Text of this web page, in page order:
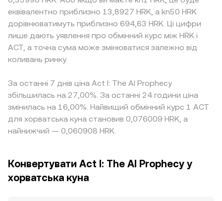
еквівалентно приблизно 13,8927 HRK, а kn50 HRK
дорівнюватимуть приблизно 694,63 HRK. Ці цифри
лише дають уявлення про обмінний курс між HRK і
ACT, а точна сума може змінюватися залежно від
коливань ринку.
За останні 7 днів ціна Act I: The AI Prophecy
збільшилась на 27,00%. За останні 24 години ціна
змінилась на 16,00%. Найвищий обмінний курс 1 ACT
для хорватська куна становив 0,076009 HRK, а
найнижчий — 0,060908 HRK.
Конвертувати Act I: The AI Prophecy у
хорватська куна